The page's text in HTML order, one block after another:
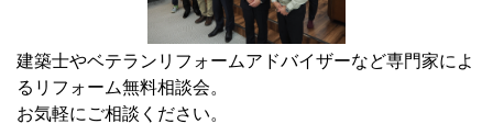
建築士やベテランリフォームアドバイザーなど専門家によ
るリフォーム無料相談会。
お気軽にご相談ください。